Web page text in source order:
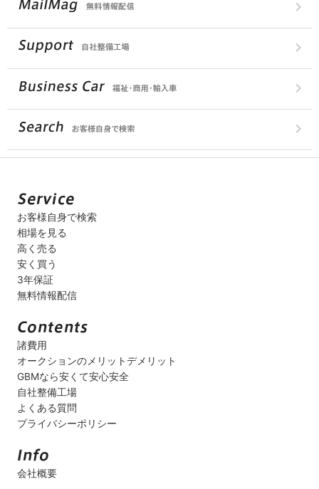
お客様自身で検索
相場を見る
高く売る
安く買う
3年保証
無料情報配信
諸費用
オークションのメリットデメリット
GBMなら安くて安心安全
自社整備工場
よくある質問
プライバシーポリシー
会社概要